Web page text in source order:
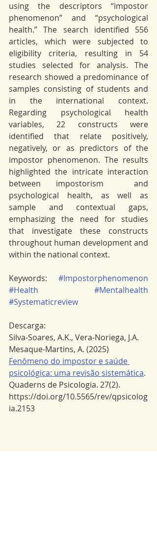
using the descriptors “impostor
phenomenon” and “psychological
health.” The search identified 556
articles, which were subjected to
eligibility criteria, resulting in 54
studies selected for analysis. The
research showed a predominance of
samples consisting of students and
in the international context.
Regarding psychological health
variables, 22 constructs were
identified that relate positively,
negatively, or as predictors of the
impostor phenomenon. The results
highlighted the intricate interaction
between impostorism  and
psychological health, as well as
sample and contextual gaps,
emphasizing the need for studies
that investigate these constructs
throughout human development and
within the national context.
Keywords: #Impostorphenomenon
#Health
#Mentalhealth
#Systematicreview
Descarga:
Silva-Soares, A.K., Vera-Noriega, J.A.
Mesaque-Martins, A. (2025)
Fenômeno do impostor e saúde
psicológica: uma revisão sistemática.
Quaderns de Psicologia. 27(2).
https://doi.org/10.5565/rev/qpsicolog
ia.2153